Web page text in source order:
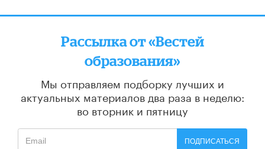
Рассылка от «Вестей
образования»
Мы отправляем подборку лучших и
актуальных материалов два раза в неделю:
во вторник и пятницу
ПОДПИСАТЬСЯ